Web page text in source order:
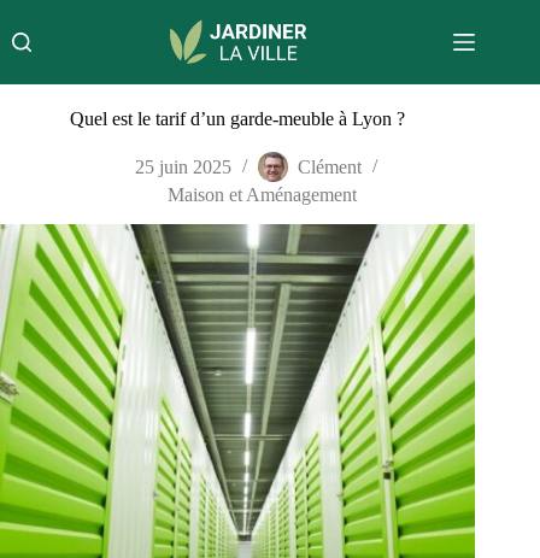
au
contenu
Quel est le tarif d’un garde-meuble à Lyon ?
25 juin 2025
Clément
Maison et Aménagement